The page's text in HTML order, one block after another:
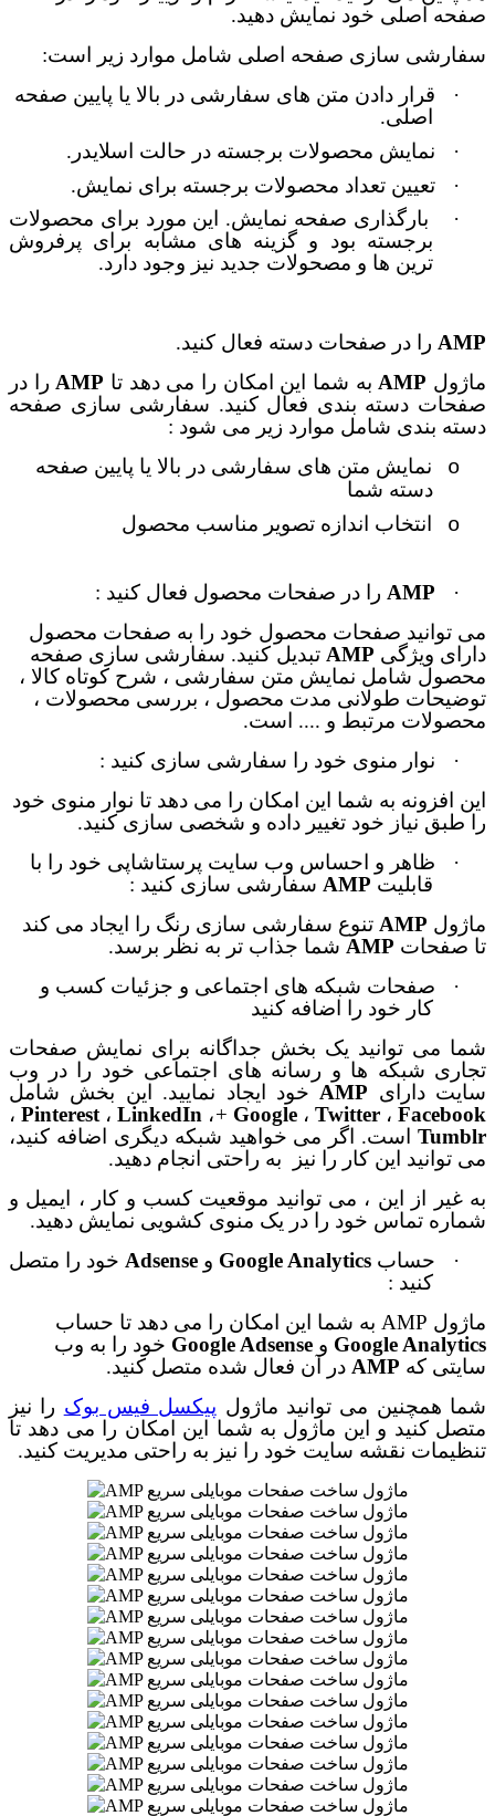
صفحه اصلی خود نمایش دهید.
سفارشی سازی صفحه اصلی شامل موارد زیر است:
·
قرار دادن متن های سفارشی در بالا یا پایین صفحه
اصلی.
·
نمایش محصولات برجسته در حالت اسلایدر.
·
تعیین تعداد محصولات برجسته برای نمایش.
·
بارگذاری صفحه نمایش. این مورد برای محصولات
برجسته بود و گزینه های مشابه برای پرفروش
ترین ها و مصحولات جدید نیز وجود دارد.
AMP را در صفحات دسته فعال کنید.
ماژول AMPبه شما این امکان را می دهد تا AMPرا در
صفحات دسته بندی فعال کنید. سفارشی سازی صفحه
دسته بندی شامل موارد زیر می شود :
o
نمایش متن های سفارشی در بالا یا پایین صفحه
دسته شما
o انتخاب اندازه تصویر مناسب محصول
·
AMP را در صفحات محصول فعال کنید :
می توانید صفحات محصول خود را به صفحات محصول
دارای ویژگی AMP تبدیل کنید. سفارشی سازی صفحه
محصول شامل نمایش متن سفارشی ، شرح کوتاه کالا ،
توضیحات طولانی مدت محصول ، بررسی محصولات ،
محصولات مرتبط و .... است.
·
نوار منوی خود را سفارشی سازی کنید :
این افزونه به شما این امکان را می دهد تا نوار منوی خود
را طبق نیاز خود تغییر داده و شخصی سازی کنید.
·
ظاهر و احساس وب سایت پرستاشاپی خود را با
قابلیت AMP سفارشی سازی کنید :
ماژول AMP تنوع سفارشی سازی رنگ را ایجاد می کند
تا صفحات AMP شما جذاب تر به نظر برسد.
·
صفحات شبکه های اجتماعی و جزئیات کسب و
کار خود را اضافه کنید
شما می توانید یک بخش جداگانه برای نمایش صفحات
تجاری شبکه ها و رسانه های اجتماعی خود را در وب
سایت دارای AMPخود ایجاد نمایید. این بخش شامل
Facebook ،Twitter ،Google
+، LinkedIn ،Pinterest ،
Tumblr است. اگر می خواهید شبکه دیگری اضافه کنید،
می توانید این کار را نیز
به راحتی انجام دهید.
به غیر از این ، می توانید موقعیت کسب و کار ، ایمیل و
شماره تماس خود را در یک منوی کشویی نمایش دهید.
·
حساب Google Analytics و Adsense خود را متصل
کنید :
ماژول AMP به شما این امکان را می دهد تا حساب
Google Analytics و Google Adsense خود را به وب
سایتی که AMP در آن فعال شده متصل کنید.
شما همچنین می توانید ماژول پیکسل فیس بوک را نیز
متصل کنید و این ماژول به شما این امکان را می دهد تا
تنظیمات نقشه سایت خود را نیز به راحتی مدیریت کنید.